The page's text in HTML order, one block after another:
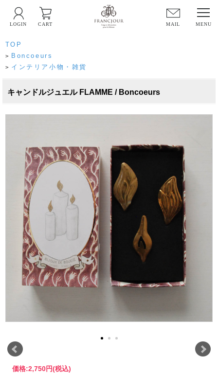
MAIL
LOGIN CART
TOP
> Boncoeurs
> インテリア小物・雑貨
キャンドルジュエル FLAMME / Boncoeurs
価格:2,750円(税込)